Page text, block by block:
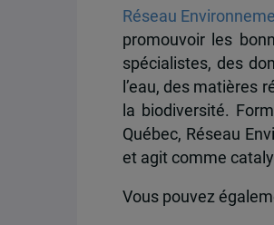
Réseau
promouvoir les
spécialistes, des
l’eau, des matières
la biodiversité.
Québec, Réseau
et agit comme
Vous pouvez